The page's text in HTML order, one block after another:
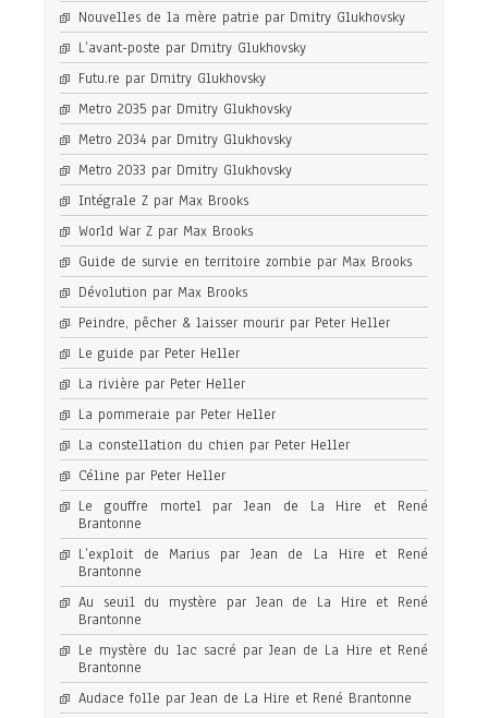
Nouvelles de la mère patrie par Dmitry Glukhovsky
L’avant-poste par Dmitry Glukhovsky
Futu.re par Dmitry Glukhovsky
Metro 2035 par Dmitry Glukhovsky
Metro 2034 par Dmitry Glukhovsky
Metro 2033 par Dmitry Glukhovsky
Intégrale Z par Max Brooks
World War Z par Max Brooks
Guide de survie en territoire zombie par Max Brooks
Dévolution par Max Brooks
Peindre, pêcher & laisser mourir par Peter Heller
Le guide par Peter Heller
La rivière par Peter Heller
La pommeraie par Peter Heller
La constellation du chien par Peter Heller
Céline par Peter Heller
Le gouffre mortel par Jean de La Hire et René
Brantonne
L’exploit de Marius par Jean de La Hire et René
Brantonne
Au seuil du mystère par Jean de La Hire et René
Brantonne
Le mystère du lac sacré par Jean de La Hire et René
Brantonne
Audace folle par Jean de La Hire et René Brantonne